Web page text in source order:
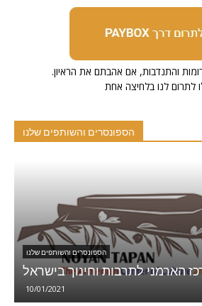
.פרויקט זה מיושם על ידי תרומות והתנדבות, אם אהבתם את הראיון
לתרום לנו בלחיצה אחת
הספונסרים והשותפים שלנו
ארמנים בישראל
09/02/2022